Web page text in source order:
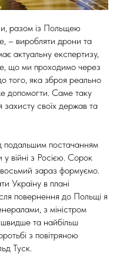
разом із Польщею
– виробляти дрони та
актуальну експертизу,
що ми проходимо через
того, яка зброя реально
допомогти. Саме таку
своїх держав та
подальшим постачанням
війні з Росією. Сорок
зараз формуємо.
Україну в плані
повернення до Польщі я
з міністром
та найбільш
з повітряною
Туск.